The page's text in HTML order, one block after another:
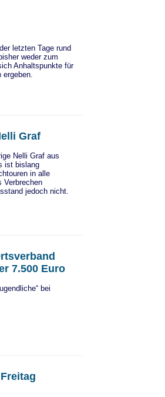
letzten Tage rund
weder zum
Anhaltspunkte für
ergeben.
Graf
Nelli Graf aus
ist bislang
in alle
Verbrechen
jedoch nicht.
7.500 Euro
bei